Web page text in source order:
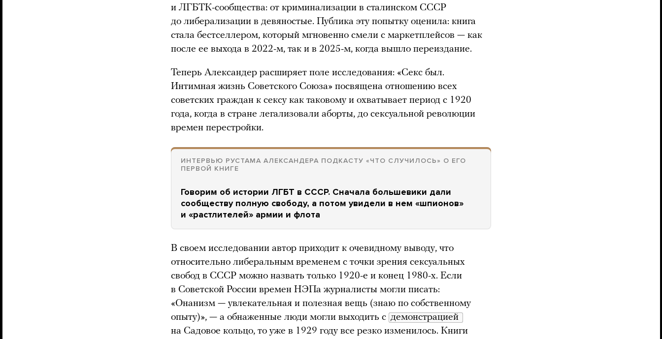
и ЛГБТК-сообщества: от криминализации в сталинском СССР
до либерализации в девяностые. Публика эту попытку оценила: книга
стала бестселлером, который мгновенно смели с маркетплейсов — как
после ее выхода в 2022-м, так и в 2025-м, когда вышло переиздание.
Теперь Александер расширяет поле исследования: «Секс был.
Интимная жизнь Советского Союза» посвящена отношению всех
советских граждан к сексу как таковому и охватывает период с 1920
года, когда в стране легализовали аборты, до сексуальной революции
времен перестройки.
ИНТЕРВЬЮ РУСТАМА АЛЕКСАНДЕРА ПОДКАСТУ «ЧТО СЛУЧИЛОСЬ» О ЕГО
ПЕРВОЙ КНИГЕ
Говорим об истории ЛГБТ в СССР. Сначала большевики дали
сообществу полную свободу, а потом увидели в нем «шпионов»
и «растлителей» армии и флота
В своем исследовании автор приходит к очевидному выводу, что
относительно либеральным временем с точки зрения сексуальных
свобод в СССР можно назвать только 1920-е и конец 1980-х. Если
в Советской России времен НЭПа журналисты могли писать:
«Онанизм — увлекательная и полезная вещь (знаю по собственному
опыту)», — а обнаженные люди могли выходить с
на Садовое кольцо, то уже в 1929 году все резко изменилось. Книги